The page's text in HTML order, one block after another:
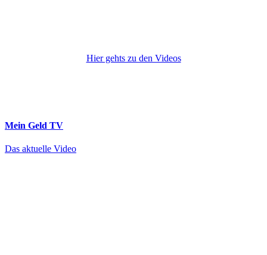
Hier gehts zu den Videos
Mein Geld TV
Das aktuelle Video